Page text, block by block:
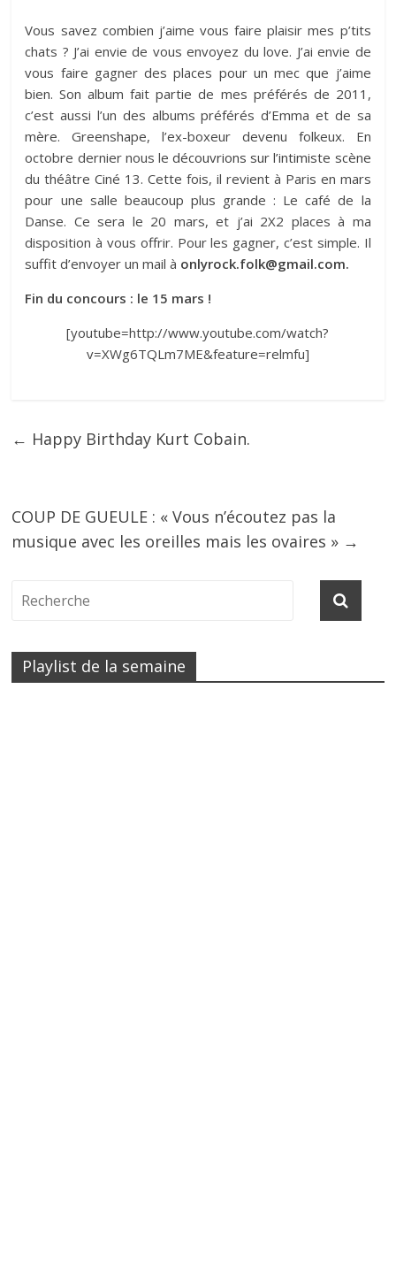
Vous savez combien j’aime vous faire plaisir mes p’tits
chats ? J’ai envie de vous envoyez du love. J’ai envie de
vous faire gagner des places pour un mec que j’aime
bien. Son album fait partie de mes préférés de 2011,
c’est aussi l’un des albums préférés d’Emma et de sa
mère. Greenshape, l’ex-boxeur devenu folkeux. En
octobre dernier nous ledécouvrions sur l’intimiste scène
du théâtre Ciné 13. Cette fois, il revient à Paris en mars
pour une salle beaucoup plus grande : Le café de la
Danse. Ce sera le 20 mars, et j’ai 2X2 places à ma
disposition à vous offrir. Pour les gagner, c’est simple. Il
suffit d’envoyer un mail à onlyrock.folk@gmail.com.
Fin du concours : le 15 mars !
[youtube=http://www.youtube.com/watch?
v=XWg6TQLm7ME&feature=relmfu]
← Happy Birthday Kurt Cobain.
COUP DE GUEULE : « Vous n’écoutez pas la
musique avec les oreilles mais les ovaires » →
Playlist de la semaine